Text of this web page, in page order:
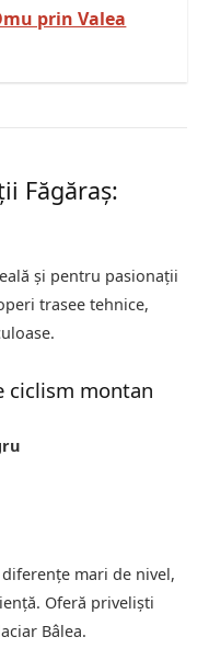
prin Valea
Făgăraș:
și pentru pasionații
trasee tehnice,
ciclism montan
mari de nivel,
Oferă priveliști
Bâlea.